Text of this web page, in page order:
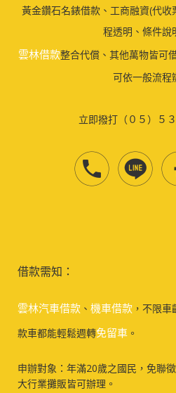
黃金鑽石名錶借款、工商融資(代
程透明、條件說
雲林借款整合代償、其他萬物皆可
可依一般流程
立即撥打（０５）５
借款需知：
雲林汽車借款 、 機車借款 ，不限
款車都能輕鬆週轉免留車 。
申辦對象：年滿20歲之國民，免聯
大行業攤販皆可辦理。